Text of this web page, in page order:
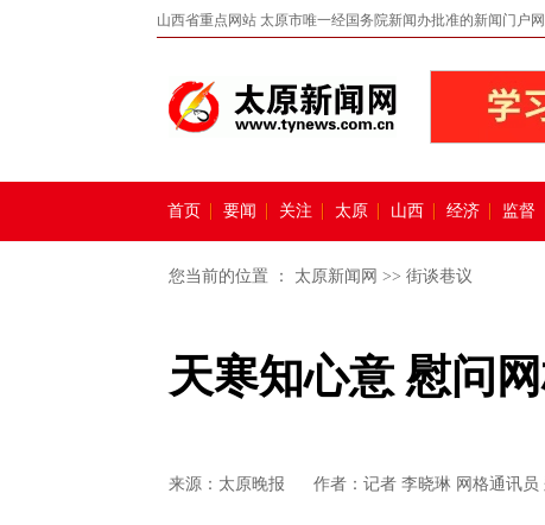
山西省重点网站 太原市唯一经国务院新闻办批准的新闻门户
首页 要闻 关注 太原 山西 经济 监督
您当前的位置 ： 太原新闻网 >> 街谈巷议
天寒知心意 慰问
来源： 太原晚报 作者：记者 李晓琳 网格通讯员